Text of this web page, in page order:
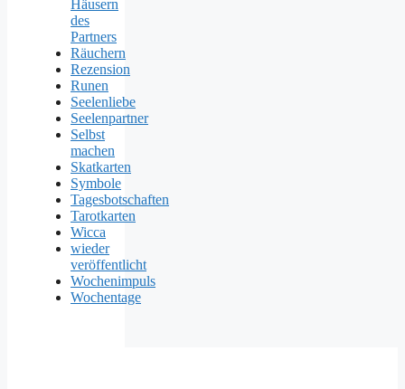
Häusern
des
Partners
Räuchern
Rezension
Runen
Seelenliebe
Seelenpartner
Selbst
machen
Skatkarten
Symbole
Tagesbotschaften
Tarotkarten
Wicca
wieder
veröffentlicht
Wochenimpuls
Wochentage